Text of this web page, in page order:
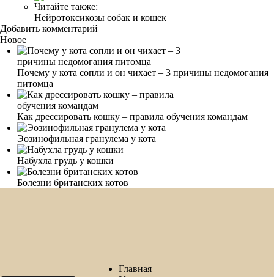
Читайте также:
Нейротоксикозы собак и кошек
Добавить комментарий
Новое
Почему у кота сопли и он чихает – 3 причины недомогания
питомца
Как дрессировать кошку – правила обучения командам
Эозинофильная гранулема у кота
Набухла грудь у кошки
Болезни британских котов
Главная